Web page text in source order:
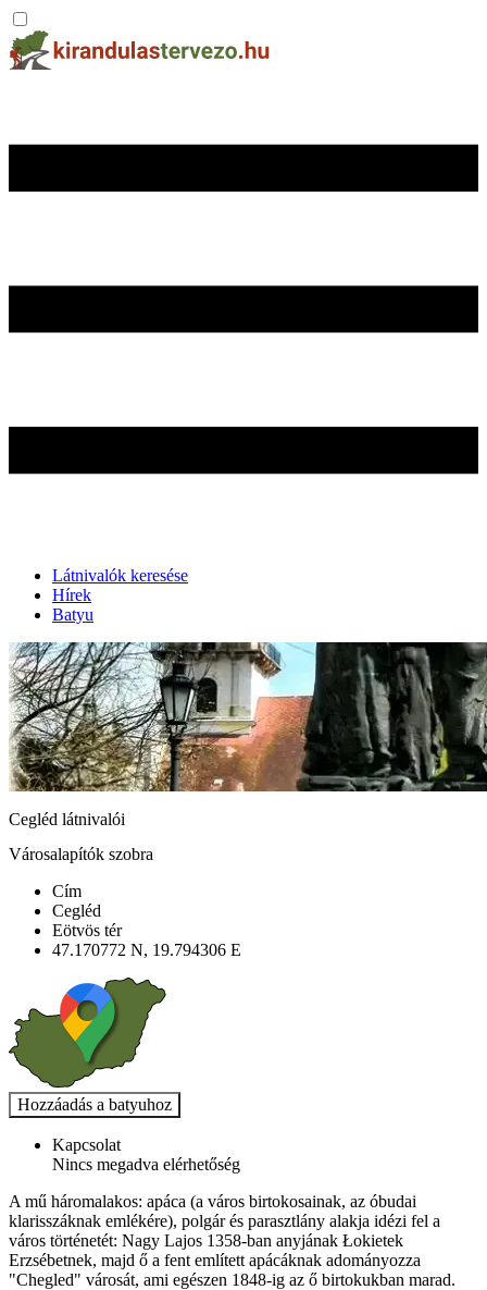
Látnivalók keresése
Hírek
Batyu
Cegléd látnivalói
Városalapítók szobra
Cím
Cegléd
Eötvös tér
47.170772 N, 19.794306 E
Kapcsolat
Nincs megadva elérhetőség
A mű háromalakos: apáca (a város birtokosainak, az óbudai
klarisszáknak emlékére), polgár és parasztlány alakja idézi fel a
város történetét: Nagy Lajos 1358-ban anyjának Łokietek
Erzsébetnek, majd ő a fent említett apácáknak adományozza
"Chegled" városát, ami egészen 1848-ig az ő birtokukban marad.